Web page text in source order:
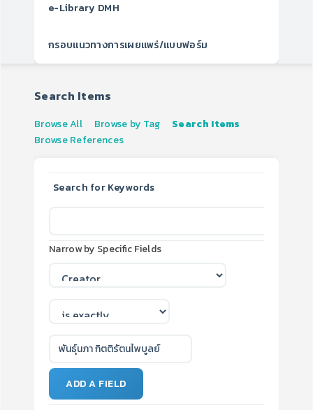
e-Library DMH
กรอบแนวทางการเผยแพร่/แบบฟอร์ม
Search Items
Browse All Browse by Tag
Search Items
Browse References
Search for Keywords
Narrow by Specific Fields
ADD A FIELD